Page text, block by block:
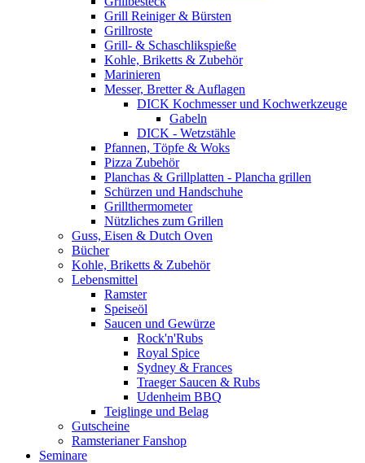
Grill Reiniger & Bürsten
Grillroste
Grill- & Schaschlikspieße
Kohle, Briketts & Zubehör
Marinieren
Messer, Bretter & Auflagen
DICK Kochmesser und Kochwerkzeuge
Gabeln
DICK - Wetzstähle
Pfannen, Töpfe & Woks
Pizza Zubehör
Planchas & Grillplatten - Plancha grillen
Schürzen und Handschuhe
Grillthermometer
Nützliches zum Grillen
Guss, Eisen & Dutch Oven
Bücher
Kohle, Briketts & Zubehör
Lebensmittel
Ramster
Speiseöl
Saucen und Gewürze
Rock'n'Rubs
Royal Spice
Sydney & Frances
Traeger Saucen & Rubs
Udenheim BBQ
Teiglinge und Belag
Gutscheine
Ramsterianer Fanshop
Seminare